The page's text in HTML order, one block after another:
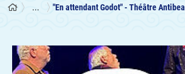
... "En attendant Godot" - Théâtre Antibea